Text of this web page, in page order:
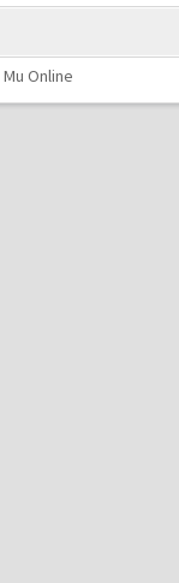
Mu Online